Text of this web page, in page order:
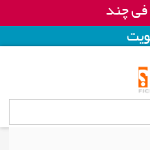
کن، خرید کن